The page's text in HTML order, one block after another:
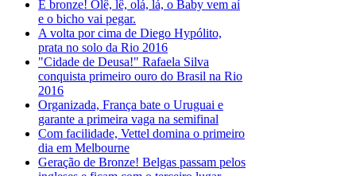
É bronze! Olê, lê, olá, lá, o Baby vem aí
e o bicho vai pegar.
A volta por cima de Diego Hypólito,
prata no solo da Rio 2016
"Cidade de Deusa!" Rafaela Silva
conquista primeiro ouro do Brasil na Rio
2016
Organizada, França bate o Uruguai e
garante a primeira vaga na semifinal
Com facilidade, Vettel domina o primeiro
dia em Melbourne
Geração de Bronze! Belgas passam pelos